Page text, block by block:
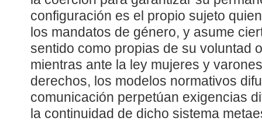
configuración es el propio sujeto
los mandatos de género, y asume
sentido como propias de su voluntad
mientras ante la ley mujeres y
derechos, los modelos normativos
comunicación perpetúan exigencias
la continuidad de dicho sistema